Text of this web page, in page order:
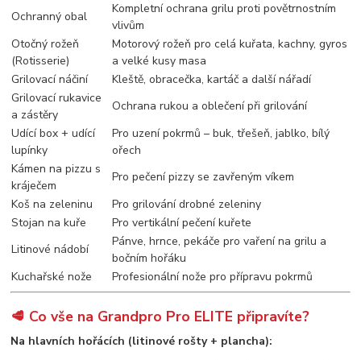
Ochranný obal
Kompletní ochrana grilu proti povětrnostním
vlivům
Otočný rožeň
(Rotisserie)
Motorový rožeň pro celá kuřata, kachny, gyros
a velké kusy masa
Grilovací náčiní
Kleště, obracečka, kartáč a další nářadí
Grilovací rukavice
a zástěry
Ochrana rukou a oblečení při grilování
Udící box + udící
lupínky
Pro uzení pokrmů – buk, třešeň, jablko, bílý
ořech
Kámen na pizzu s
kráječem
Pro pečení pizzy se zavřeným víkem
Koš na zeleninu
Pro grilování drobné zeleniny
Stojan na kuře
Pro vertikální pečení kuřete
Litinové nádobí
Pánve, hrnce, pekáče pro vaření na grilu a
bočním hořáku
Kuchařské nože
Profesionální nože pro přípravu pokrmů
🥩 Co vše na Grandpro Pro ELITE připravíte?
Na hlavních hořácích (litinové rošty + plancha):